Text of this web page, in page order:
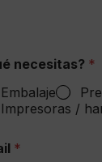
necesitas? *
Embalaje
Impresoras /
*